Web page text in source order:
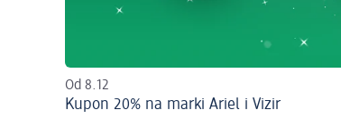
Od 8.12
Kupon 20% na marki Ariel i Vizir